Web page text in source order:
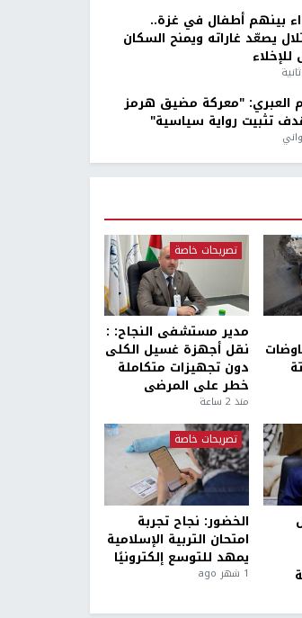
بينهم أطفال في غزة..
يصعّد غاراته ويمنح السكان
العبري: "معركة مضيق هرمز
تثبيت رواية سياسية"
تصريحات خاصة
مدير مستشفى النجاح: :
نقل أجهزة غسيل الكلى
دون تجهيزات متكاملة
خطر على المرضى
منذ 2 ساعة
تصريحات خاصة
الخضور: نجاح تجربة
امتحان التربية الإسلامية
يمهد للتوسع إلكترونيًا
1 شهر ago